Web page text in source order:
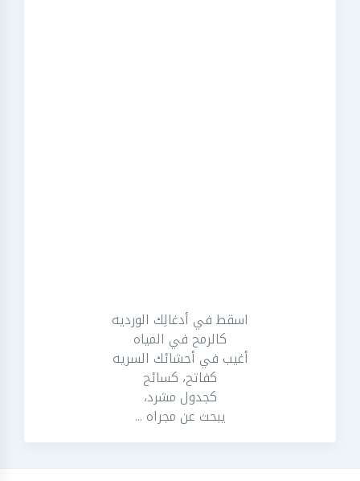
اسقط في أدغالِك الورديه
كالرمح في المياه
أغيب في أحشائك السريه
كفاتح، كسائح
كجدول مشرد،
يبحث عن مجراه ...